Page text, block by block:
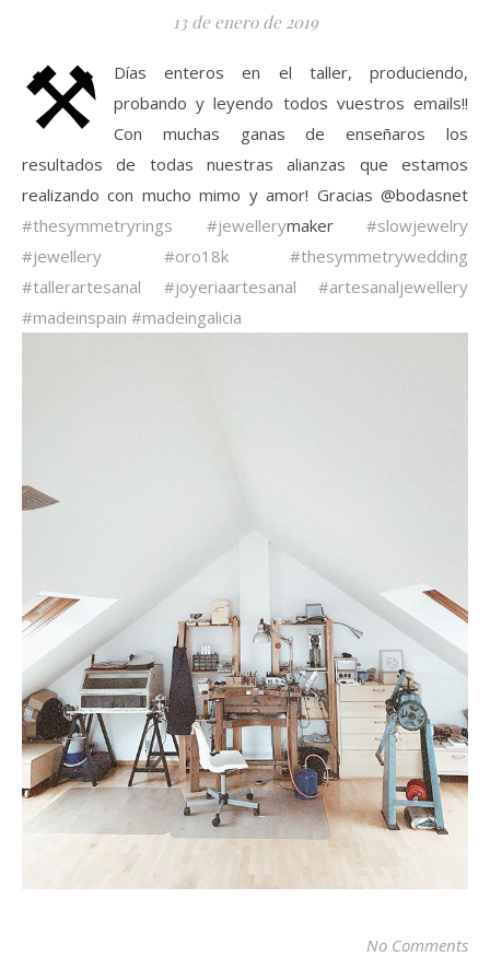
13 de enero de 2019
⚒
Días enteros en el taller, produciendo,
probando y leyendo todos vuestros emails!!
Con muchas ganas de enseñaros los
resultados de todas nuestras alianzas que estamos
realizando con mucho mimo y amor! Gracias @bodasnet
#thesymmetryrings
#jewellerymaker #slowjewelry
#jewellery
#oro18k
#thesymmetrywedding
#tallerartesanal
#joyeriaartesanal
#artesanaljewellery
#madeinspain #madeingalicia
No Comments